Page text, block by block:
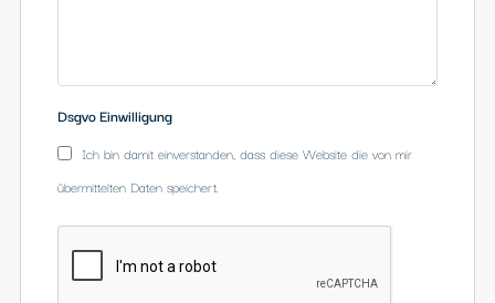
Ich bin damit einverstanden, dass diese Website die von mir
übermittelten Daten speichert.